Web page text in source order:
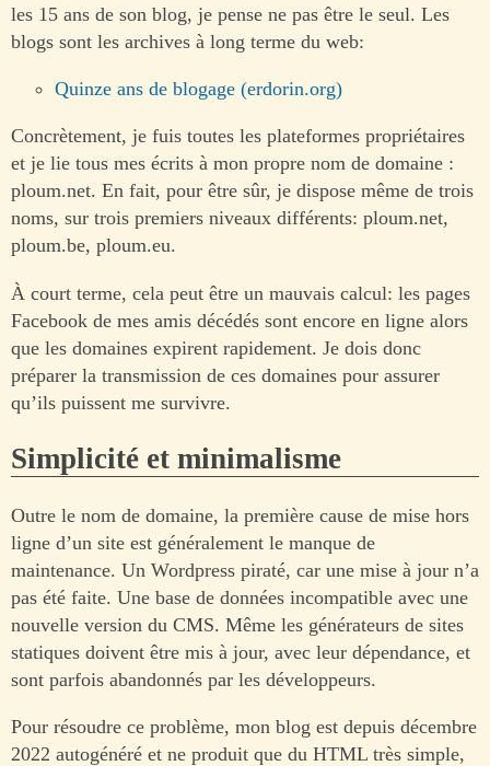
les 15 ans de son blog, je pense ne pas être le seul. Les
blogs sont les archives à long terme du web:
Quinze ans de blogage (erdorin.org)
Concrètement, je fuis toutes les plateformes propriétaires
et je lie tous mes écrits à mon propre nom de domaine :
ploum.net. En fait, pour être sûr, je dispose même de trois
noms, sur trois premiers niveaux différents: ploum.net,
ploum.be, ploum.eu.
À court terme, cela peut être un mauvais calcul: les pages
Facebook de mes amis décédés sont encore en ligne alors
que les domaines expirent rapidement. Je dois donc
préparer la transmission de ces domaines pour assurer
qu’ils puissent me survivre.
Simplicité et minimalisme
Outre le nom de domaine, la première cause de mise hors
ligne d’un site est généralement le manque de
maintenance. Un Wordpress piraté, car une mise à jour n’a
pas été faite. Une base de données incompatible avec une
nouvelle version du CMS. Même les générateurs de sites
statiques doivent être mis à jour, avec leur dépendance, et
sont parfois abandonnés par les développeurs.
Pour résoudre ce problème, mon blog est depuis décembre
2022 autogénéré et ne produit que du HTML très simple,